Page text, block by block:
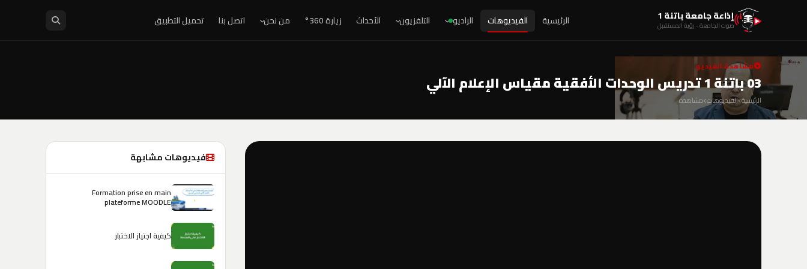
إذاعة جامعة باتنة 1
صوت الجامعة - رؤية المستقبل الرئيسية الفيديوهات الراديو التلفزيون الأحداث زيارة 360° من نحن اتصل بنا تحميل التطبيق
مشاهدة الفيديو
03 باتنة 1 تدريس الوحدات الأفقية مقياس الإعلام الآلي
الرئيسية الفيديوهات مشاهدة
فيديوهات مشابهة
Formation prise en main
plateforme MOODLE
كيفية اجتياز الاختبار